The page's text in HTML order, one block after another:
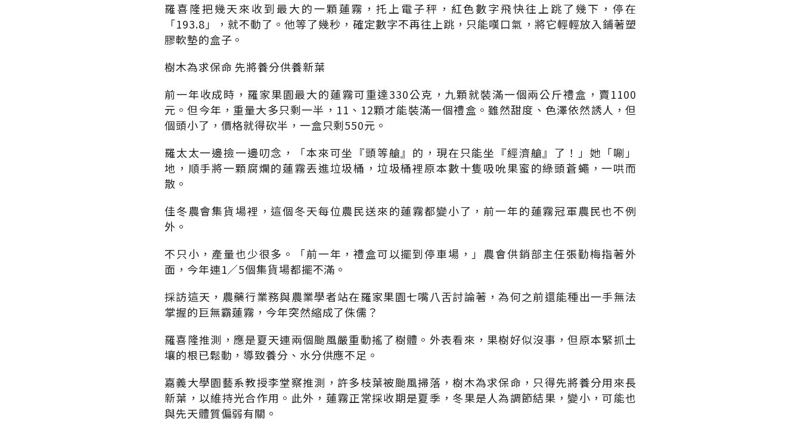
羅喜隆把幾天來收到最大的一顆蓮霧，托上電子秤，紅色數字飛快往上跳了幾下，停在
「193.8」，就不動了。他等了幾秒，確定數字不再往上跳，只能嘆口氣，將它輕輕放入鋪著塑
膠軟墊的盒子。
樹木為求保命 先將養分供養新葉
前一年收成時，羅家果園最大的蓮霧可重達330公克，九顆就裝滿一個兩公斤禮盒，賣1100
元。但今年，重量大多只剩一半，11、12顆才能裝滿一個禮盒。雖然甜度、色澤依然誘人，但
個頭小了，價格就得砍半，一盒只剩550元。
羅太太一邊撿一邊叨念，「本來可坐『頭等艙』的，現在只能坐『經濟艙』了！」她「唰」
地，順手將一顆腐爛的蓮霧丟進垃圾桶，垃圾桶裡原本數十隻吸吮果蜜的綠頭蒼蠅，一哄而
散。
佳冬農會集貨場裡，這個冬天每位農民送來的蓮霧都變小了，前一年的蓮霧冠軍農民也不例
外。
不只小，產量也少很多。「前一年，禮盒可以擺到停車場，」農會供銷部主任張勤梅指著外
面，今年連1∕5個集貨場都擺不滿。
採訪這天，農藥行業務與農業學者站在羅家果園七嘴八舌討論著，為何之前還能種出一手無法
掌握的巨無霸蓮霧，今年突然縮成了侏儒？
羅喜隆推測，應是夏天連兩個颱風嚴重動搖了樹體。外表看來，果樹好似沒事，但原本緊抓土
壤的根已鬆動，導致養分、水分供應不足。
嘉義大學園藝系教授李堂察推測，許多枝葉被颱風掃落，樹木為求保命，只得先將養分用來長
新葉，以維持光合作用。此外，蓮霧正常採收期是夏季，冬果是人為調節結果，變小，可能也
與先天體質偏弱有關。